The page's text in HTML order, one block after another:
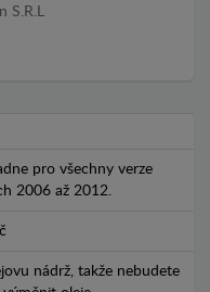
S.R.L
pro všechny verze
2006 až 2012.
nádrž, takže nebudete